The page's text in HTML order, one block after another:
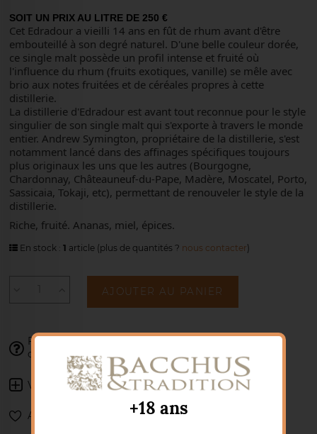
SOIT UN PRIX AU LITRE DE 250 €
Cet Edradour a vieilli 14 ans en fût de rhum avant d'être
embouteillé à son degré naturel. D'une belle couleur dorée,
ce single malt possède un profil intense et fruité où
l'influence du rhum (fruits exotiques, vanille) se mêle avec
brio aux notes fruitées et de céréales propres à cette
distillerie.
La distillerie d'Edradour est avant tout reconnue pour le style
singulier de son single malt qui s'exporte à travers le monde
entier. Andrew Symington, propriétaire de la distillerie, s'est
notamment lancé dans des affinages spécifiques toujours
plus originaux les uns que les autres (Bourgogne,
Chardonnay, Châteauneuf-du-Pape, Madère, Moscatel, Porto,
Sassicaia, Tokaji, etc), permettant de renouveler le style de la
distillerie.
Riche, fruité. Ananas, miel, épices.
En stock : 1 article(plus de quantités ? nous contacter)
AJOUTER AU PANIER
Franck se tient à votre disposition pour
valider votre
commande :02 77 85 41 34
Voir les autres produits :EDRADOUR
Ajouter à ma liste de souhaits
+18 ans